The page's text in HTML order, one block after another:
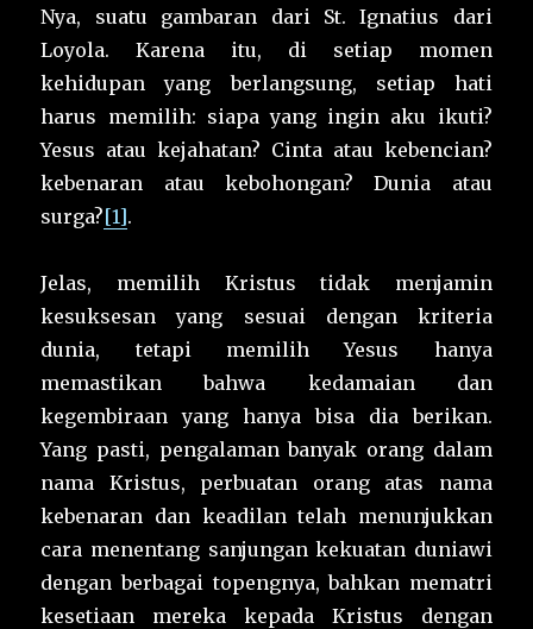
Nya, suatu gambaran dari St. Ignatius dari
Loyola. Karena itu, di setiap momen
kehidupan yang berlangsung, setiap hati
harus memilih: siapa yang ingin aku ikuti?
Yesus atau kejahatan? Cinta atau kebencian?
kebenaran atau kebohongan? Dunia atau
surga?[1].
Jelas, memilih Kristus tidak menjamin
kesuksesan yang sesuai dengan kriteria
dunia, tetapi memilih Yesus hanya
memastikan bahwa kedamaian dan
kegembiraan yang hanya bisa dia berikan.
Yang pasti, pengalaman banyak orang dalam
nama Kristus, perbuatan orang atas nama
kebenaran dan keadilan telah menunjukkan
cara menentang sanjungan kekuatan duniawi
dengan berbagai topengnya, bahkan mematri
kesetiaan mereka kepada Kristus dengan